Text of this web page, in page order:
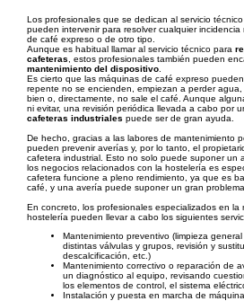
Los profesionales que se dedican al servicio
pueden intervenir para resolver cualquier
de café expreso o de otro tipo.
Aunque es habitual llamar al servicio técnico para
cafeteras , estos profesionales también pueden
mantenimiento del dispositivo
Es cierto que las máquinas de café expreso
repente no se encienden, empiezan a perder
bien o, directamente, no sale el café. Aunque
ni evitar, una revisión periódica llevada a cabo por
cafeteras industriales puede ser de gran ayuda.
De hecho, gracias a las labores de mantenimiento
pueden prevenir averías y, por lo tanto, el
cafetera industrial. Esto no solo puede suponer un
los negocios relacionados con la hostelería es
cafetera funcione a pleno rendimiento, ya que es
café, y una avería puede suponer un gran problema.
En concreto, los profesionales especializados en la
hostelería pueden llevar a cabo los siguientes
Mantenimiento preventivo (limpieza
distintas válvulas y grupos, revisión y
descalcificación, etc.)
Mantenimiento correctivo o reparación de
un diagnóstico al equipo, revisando
los elementos de control, el sistema
Instalación y puesta en marcha de